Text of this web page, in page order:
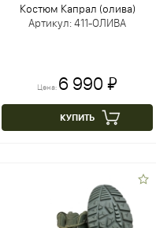
Костюм Капрал (олива)
Артикул: 411-ОЛИВА
Цена: 6 990 ₽
КУПИТЬ